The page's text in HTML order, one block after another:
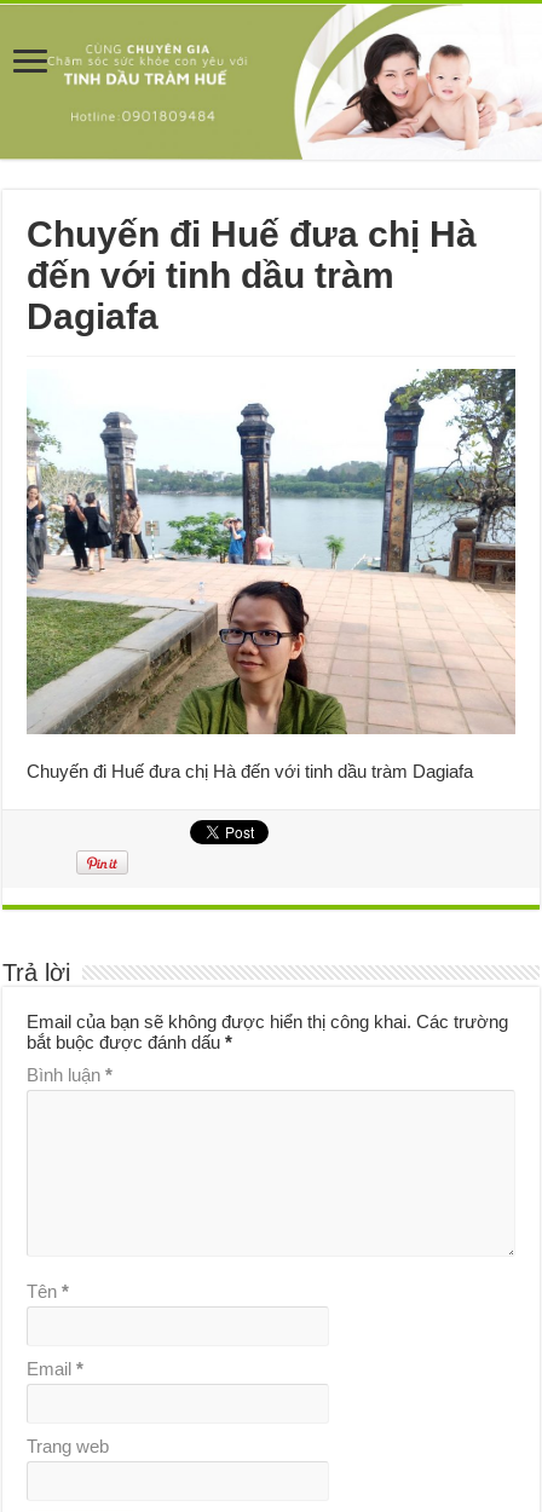
Chuyến đi Huế đưa chị Hà
đến với tinh dầu tràm
Dagiafa
Chuyến đi Huế đưa chị Hà đến với tinh dầu tràm Dagiafa
Trả lời
Email của bạn sẽ không được hiển thị công khai. Các trường
bắt buộc được đánh dấu*
Bình luận*
Tên*
Email*
Trang web